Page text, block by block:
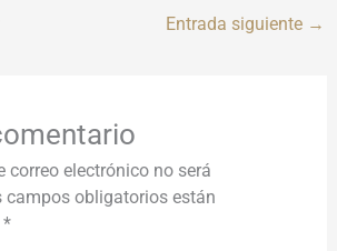
Entrada siguiente →
correo electrónico no será
campos obligatorios están
*